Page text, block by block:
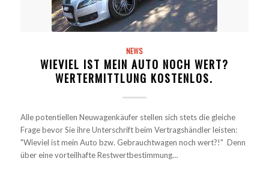
NEWS
WIEVIEL IST MEIN AUTO NOCH WERT?
WERTERMITTLUNG KOSTENLOS.
Alle potentiellen Neuwagenkäufer stellen sich stets die gleiche
Frage bevor Sie ihre Unterschrift beim Vertragshändler leisten:
"Wieviel ist mein Auto bzw. Gebrauchtwagen noch wert?!" Denn
über eine vorteilhafte Restwertbestimmung…